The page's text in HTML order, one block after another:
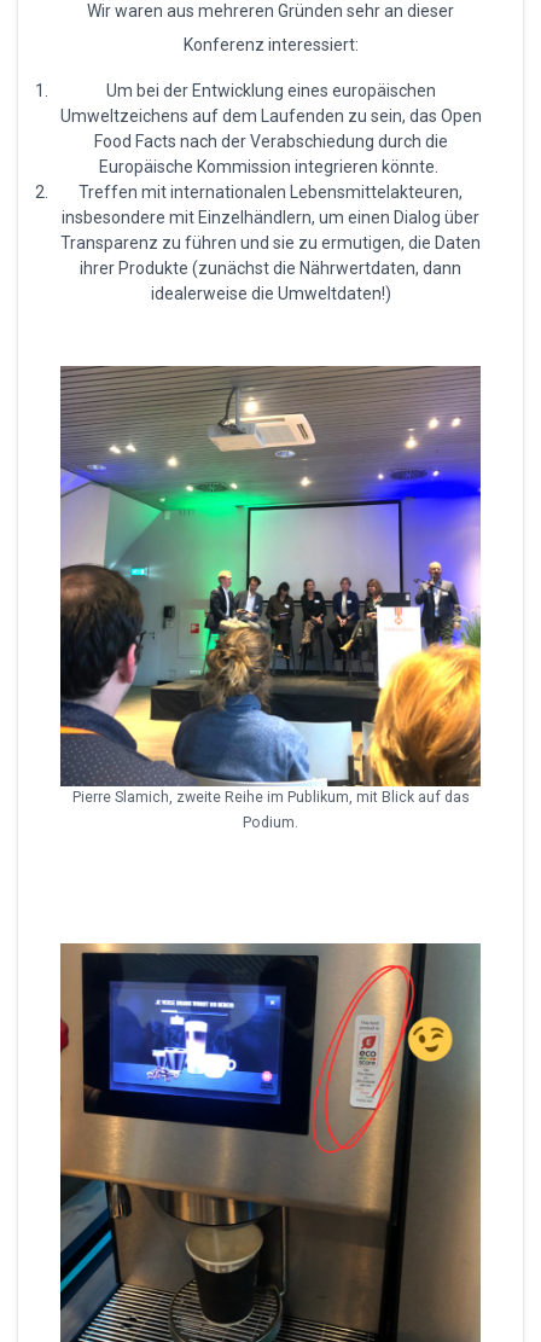
Wir waren aus mehreren Gründen sehr an dieser
Konferenz interessiert:
Um bei der Entwicklung eines europäischen
Umweltzeichens auf dem Laufenden zu sein, das Open
Food Facts nach der Verabschiedung durch die
Europäische Kommission integrieren könnte.
Treffen mit internationalen Lebensmittelakteuren,
insbesondere mit Einzelhändlern, um einen Dialog über
Transparenz zu führen und sie zu ermutigen, die Daten
ihrer Produkte (zunächst die Nährwertdaten, dann
idealerweise die Umweltdaten!)
Pierre Slamich, zweite Reihe im Publikum, mit Blick auf das
Podium.